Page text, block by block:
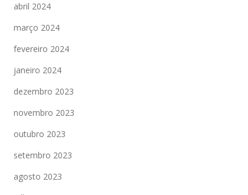
abril 2024
março 2024
fevereiro 2024
janeiro 2024
dezembro 2023
novembro 2023
outubro 2023
setembro 2023
agosto 2023